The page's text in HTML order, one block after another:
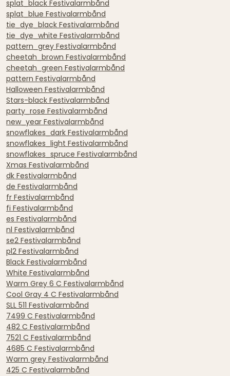
splat_black Festivalarmbånd
splat_blue Festivalarmbånd
tie_dye_black Festivalarmbånd
tie_dye_white Festivalarmbånd
pattern_grey Festivalarmbånd
cheetah_brown Festivalarmbånd
cheetah_green Festivalarmbånd
pattern Festivalarmbånd
Halloween Festivalarmbånd
Stars-black Festivalarmbånd
party_rose Festivalarmbånd
new_year Festivalarmbånd
snowflakes_dark Festivalarmbånd
snowflakes_light Festivalarmbånd
snowflakes_spruce Festivalarmbånd
Xmas Festivalarmbånd
dk Festivalarmbånd
de Festivalarmbånd
fr Festivalarmbånd
fi Festivalarmbånd
es Festivalarmbånd
nl Festivalarmbånd
se2 Festivalarmbånd
pl2 Festivalarmbånd
Black Festivalarmbånd
White Festivalarmbånd
Warm Grey 6 C Festivalarmbånd
Cool Gray 4 C Festivalarmbånd
SLL 511 Festivalarmbånd
7499 C Festivalarmbånd
482 C Festivalarmbånd
7521 C Festivalarmbånd
4685 C Festivalarmbånd
Warm grey Festivalarmbånd
425 C Festivalarmbånd